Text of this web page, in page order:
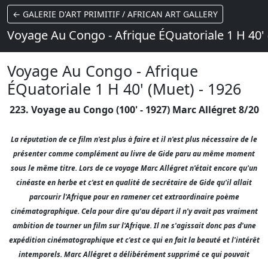
← GALERIE D'ART PRIMITIF / AFRICAN ART GALLERY
Voyage Au Congo - Afrique ÉQuatoriale 1 H 40'
Voyage Au Congo - Afrique
ÉQuatoriale 1 H 40' (Muet) - 1926
223. Voyage au Congo (100' - 1927) Marc Allégret 8/20
La réputation de ce film n'est plus à faire et il n'est plus nécessaire de le
présenter comme complément au livre de Gide paru au même moment
sous le même titre. Lors de ce voyage Marc Allégret n'était encore qu'un
cinéaste en herbe et c'est en qualité de secrétaire de Gide qu'il allait
parcourir l'Afrique pour en ramener cet extraordinaire poème
cinématographique. Cela pour dire qu'au départ il n'y avait pas vraiment
ambition de tourner un film sur l'Afrique. Il ne s'agissait donc pas d'une
expédition cinématographique et c'est ce qui en fait la beauté et l'intérêt
intemporels. Marc Allégret a délibérément supprimé ce qui pouvait